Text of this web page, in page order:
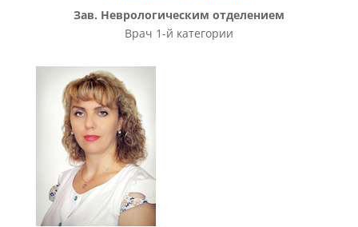
Зав. Неврологическим отделением
Врач 1-й категории